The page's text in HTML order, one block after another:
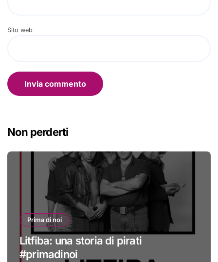
Sito web
Non perderti
Prima di noi
Litfiba: una storia di pirati
#primadinoi